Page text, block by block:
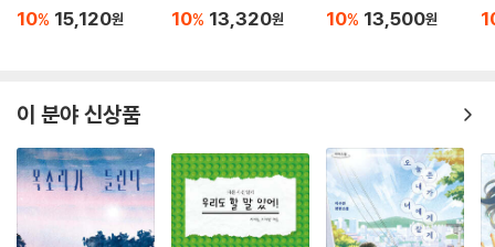
10% 15,120원 10% 13,320원 10% 13,500원
이 분야 신상품